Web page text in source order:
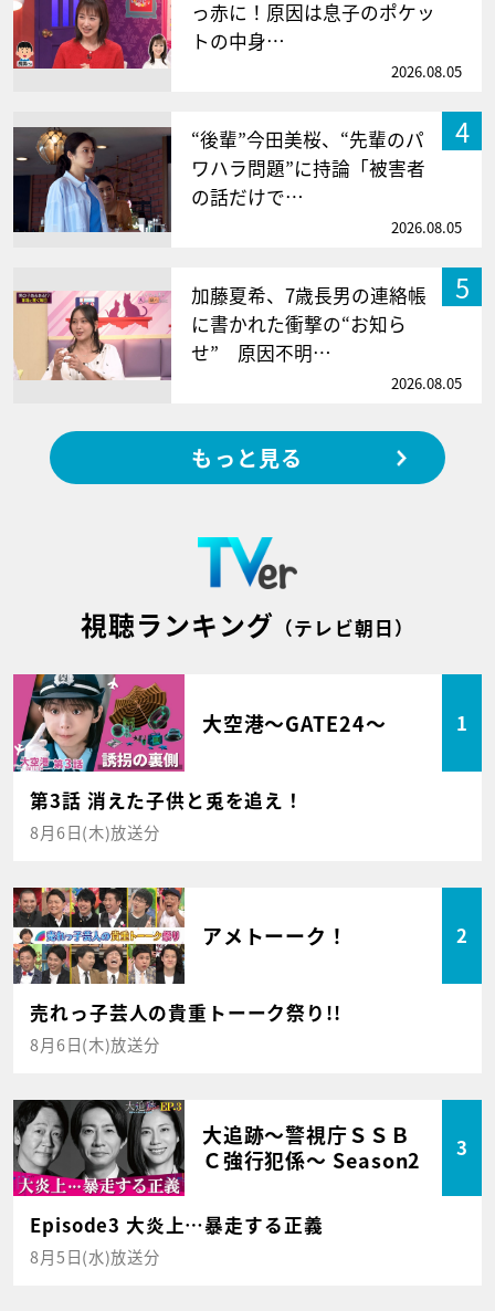
っ赤に！原因は息子のポケッ
トの中身…
2026.08.05
4
“後輩”今田美桜、“先輩のパ
ワハラ問題”に持論「被害者
の話だけで…
2026.08.05
5
加藤夏希、7歳長男の連絡帳
に書かれた衝撃の“お知ら
せ” 原因不明…
2026.08.05
もっと見る
視聴ランキング （テレビ朝日）
大空港～GATE24～ 1
第3話 消えた子供と兎を追え！
8月6日(木)放送分
アメトーーク！ 2
売れっ子芸人の貴重トーーク祭り!!
8月6日(木)放送分
大追跡～警視庁ＳＳＢ
Ｃ強行犯係～ Season2
3
Episode3 大炎上…暴走する正義
8月5日(水)放送分